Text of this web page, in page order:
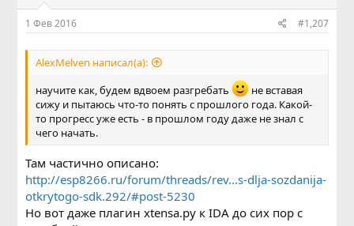
1 Фев 2016 #1,207
AlexMelven написал(а):
научите как, будем вдвоем разгребать
не вставая
сижу и пытаюсь что-то понять с прошлого года. Какой-
то прогресс уже есть - в прошлом году даже не знал с
чего начать.
Там частично описано:
http://esp8266.ru/forum/threads/rev...s-dlja-sozdanija-
otkrytogo-sdk.292/#post-5230
Но вот даже плагин xtensa.py к IDA до сих пор с